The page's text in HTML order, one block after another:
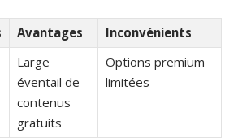
Avantages
Inconvénients
Large
éventail de
contenus
gratuits
Options premium
limitées